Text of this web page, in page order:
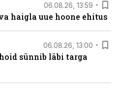
06.08.26, 13:59
haigla uue hoone ehitus
06.08.26, 13:00
sünnib läbi targa